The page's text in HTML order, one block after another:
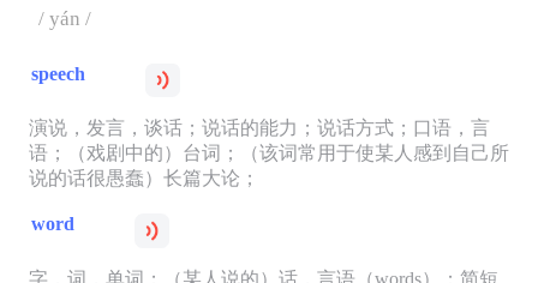
/ yán /
speech
演说，发言，谈话；说话的能力；说话方式；口语，言
语；（戏剧中的）台词；（该词常用于使某人感到自己所
说的话很愚蠢）长篇大论；
word